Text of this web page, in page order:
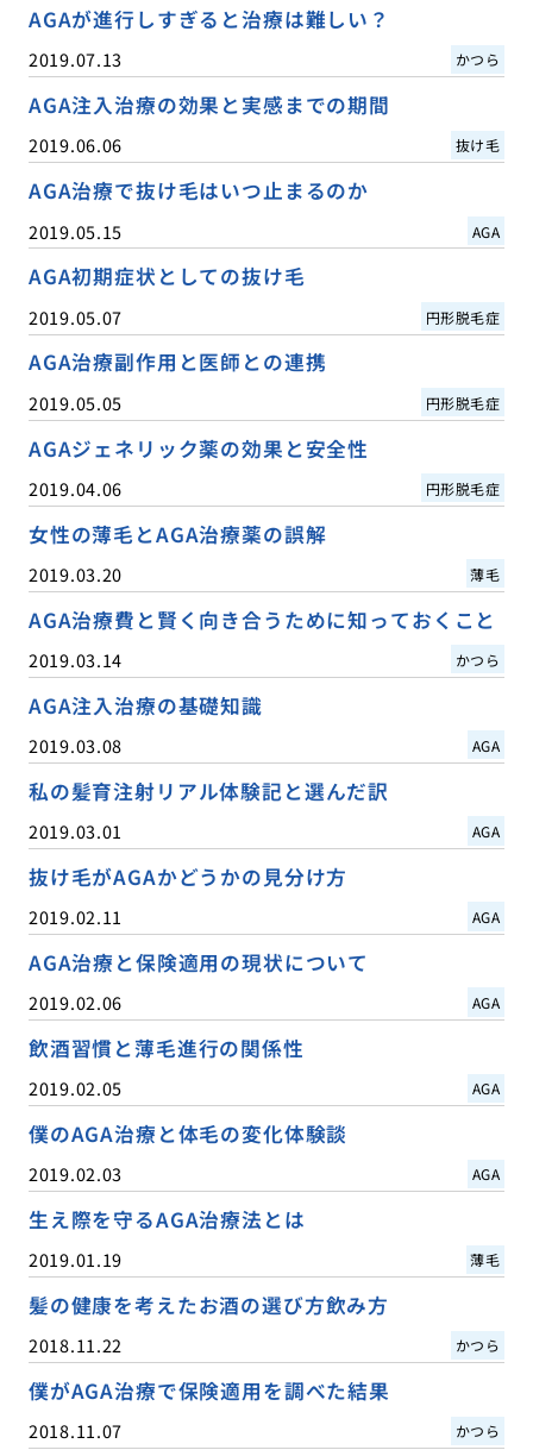
AGAが進行しすぎると治療は難しい？
2019.07.13 かつら
AGA注入治療の効果と実感までの期間
2019.06.06 抜け毛
AGA治療で抜け毛はいつ止まるのか
2019.05.15 AGA
AGA初期症状としての抜け毛
2019.05.07 円形脱毛症
AGA治療副作用と医師との連携
2019.05.05 円形脱毛症
AGAジェネリック薬の効果と安全性
2019.04.06 円形脱毛症
女性の薄毛とAGA治療薬の誤解
2019.03.20 薄毛
AGA治療費と賢く向き合うために知っておくこと
2019.03.14 かつら
AGA注入治療の基礎知識
2019.03.08 AGA
私の髪育注射リアル体験記と選んだ訳
2019.03.01 AGA
抜け毛がAGAかどうかの見分け方
2019.02.11 AGA
AGA治療と保険適用の現状について
2019.02.06 AGA
飲酒習慣と薄毛進行の関係性
2019.02.05 AGA
僕のAGA治療と体毛の変化体験談
2019.02.03 AGA
生え際を守るAGA治療法とは
2019.01.19 薄毛
髪の健康を考えたお酒の選び方飲み方
2018.11.22 かつら
僕がAGA治療で保険適用を調べた結果
2018.11.07 かつら